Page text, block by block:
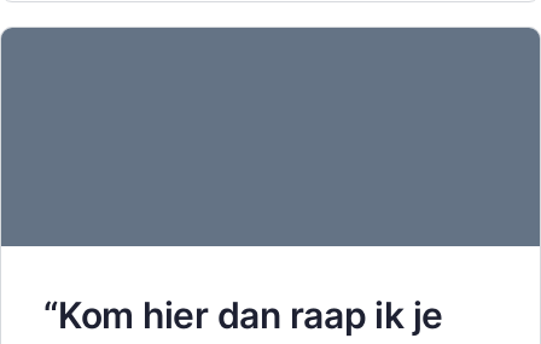
“Kom hier dan raap ik je